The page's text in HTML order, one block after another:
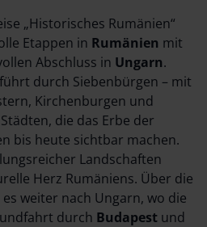
„Historisches Rumänien“
Etappen in Rumänien mit
Abschluss in Ungarn.
durch Siebenbürgen – mit
Kirchenburgen und
die das Erbe der
bis heute sichtbar machen.
Landschaften
Herz Rumäniens. Über die
weiter nach Ungarn, wo die
durch Budapestund